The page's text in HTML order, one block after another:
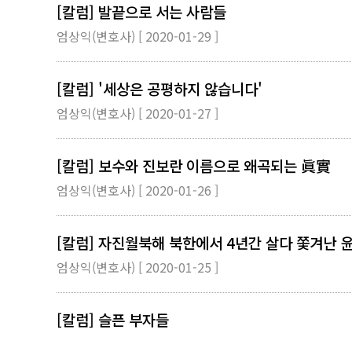
[칼럼] 발끝으로 서는 사람들
엄상익(변호사) [ 2020-01-29 ]
[칼럼] '세상은 공평하지 않습니다'
엄상익(변호사) [ 2020-01-27 ]
[칼럼] 보수와 진보란 이름으로 왜곡되는 眞實
엄상익(변호사) [ 2020-01-26 ]
[칼럼] 자진월북해 북한에서 4년간 살다 쫓겨난
엄상익(변호사) [ 2020-01-25 ]
[칼럼] 슬픈 부자들